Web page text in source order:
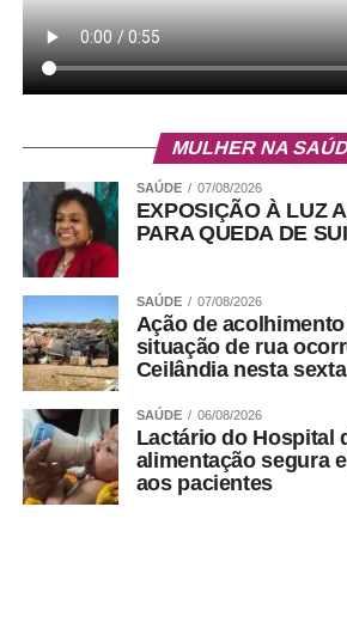
MULHER NA
SAÚDE 07/08/2026
EXPOSIÇÃO À LUZ
PARA QUEDA DE
SAÚDE 07/08/2026
Ação de
situação de rua
Ceilândia nesta
SAÚDE 06/08/2026
Lactário do Hospital
alimentação segura
aos pacientes